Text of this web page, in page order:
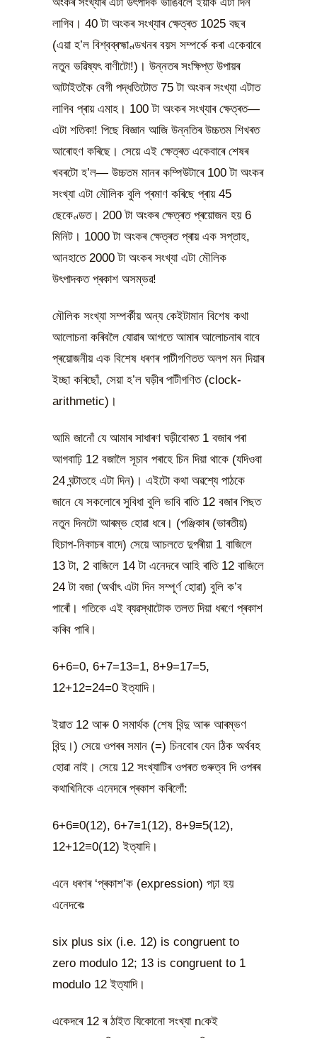
অংকৰ সংখ্যাৰ এটা উৎপাদক ভাঙিবলৈ ইয়াক এটা দিন
লাগিব। 40 টা অংকৰ সংখ্যাৰ ক্ষেত্ৰত 1025 বছৰ
(এয়া হ’ল বিশ্বব্ৰহ্মাণ্ডখনৰ বয়স সম্পৰ্কে কৰা একেবাৰে
নতুন ভৱিষ্যৎ বাণীটো!)। উন্নতৰ সংক্ষিপ্ত উপায়ৰ
আটাইতকৈ বেগী পদ্ধতিটোত 75 টা অংকৰ সংখ্যা এটাত
লাগিব প্ৰায় এমাহ। 100 টা অংকৰ সংখ্যাৰ ক্ষেত্ৰত—
এটা শতিকা! পিছে বিজ্ঞান আজি উন্নতিৰ উচ্চতম শিখৰত
আৰোহণ কৰিছে। সেয়ে এই ক্ষেত্ৰত একেবাৰে শেষৰ
খবৰটো হ’ল— উচ্চতম মানৰ কম্পিউটাৰে 100 টা অংকৰ
সংখ্যা এটা মৌলিক বুলি প্ৰমাণ কৰিছে প্ৰায় 45
ছেকেণ্ডত। 200 টা অংকৰ ক্ষেত্ৰত প্ৰয়োজন হয় 6
মিনিট। 1000 টা অংকৰ ক্ষেত্ৰত প্ৰায় এক সপ্তাহ,
আনহাতে 2000 টা অংকৰ সংখ্যা এটা মৌলিক
উৎপাদকত প্ৰকাশ অসম্ভৱ!
মৌলিক সংখ্যা সম্পৰ্কীয় অন্য কেইটামান বিশেষ কথা
আলোচনা কৰিবলৈ যোৱাৰ আগতে আমাৰ আলোচনাৰ বাবে
প্ৰয়োজনীয় এক বিশেষ ধৰণৰ পাটীগণিতত অলপ মন দিয়াৰ
ইচ্ছা কৰিছোঁ, সেয়া হ’ল ঘড়ীৰ পাটীগণিত (clock-
arithmetic)।
আমি জানোঁ যে আমাৰ সাধাৰণ ঘড়ীবোৰত 1 বজাৰ পৰা
আগবাঢ়ি 12 বজালৈ সূচাব পৰাহে চিন দিয়া থাকে (যদিওবা
24 ঘন্টাতহে এটা দিন)। এইটো কথা অৱশ্যে পাঠকে
জানে যে সকলোৰে সুবিধা বুলি ভাবি ৰাতি 12 বজাৰ পিছত
নতুন দিনটো আৰম্ভ হোৱা ধৰে। (পঞ্জিকাৰ (ভাৰতীয়)
হিচাপ-নিকাচৰ বাদে) সেয়ে আচলতে দুপৰীয়া 1 বাজিলে
13 টা, 2 বাজিলে 14 টা এনেদৰে আহি ৰাতি 12 বাজিলে
24 টা বজা (অৰ্থাৎ এটা দিন সম্পূৰ্ণ হোৱা) বুলি ক’ব
পাৰোঁ। গতিকে এই ব্যৱস্থাটোক তলত দিয়া ধৰণে প্ৰকাশ
কৰিব পাৰি।
6+6=0, 6+7=13=1, 8+9=17=5,
12+12=24=0 ইত্যাদি।
ইয়াত 12 আৰু 0 সমাৰ্থক (শেষ বিন্দু আৰু আৰম্ভণ
বিন্দু।) সেয়ে ওপৰৰ সমান (=) চিনবোৰ যেন ঠিক অৰ্থবহ
হোৱা নাই। সেয়ে 12 সংখ্যাটিৰ ওপৰত গুৰুত্ব দি ওপৰৰ
কথাখিনিকে এনেদৰে প্ৰকাশ কৰিলোঁ:
6+6≡0(12), 6+7≡1(12), 8+9≡5(12),
12+12≡0(12) ইত্যাদি।
এনে ধৰণৰ ‘প্ৰকাশ’ক (expression) পঢ়া হয়
এনেদৰেঃ
six plus six (i.e. 12) is congruent to
zero modulo 12; 13 is congruent to 1
modulo 12 ইত্যাদি।
একেদৰে 12 ৰ ঠাইত যিকোনো সংখ্যা nকেই